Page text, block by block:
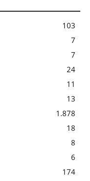
103
7
7
24
11
13
1.878
18
8
6
174